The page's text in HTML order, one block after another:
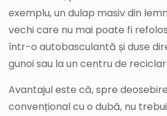
exemplu, un dulap masiv din
vechi care nu mai poate fi
într-o autobasculantă și duse
gunoi sau la un centru de
Avantajul este că, spre
convențional cu o dubă, nu